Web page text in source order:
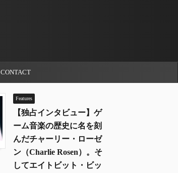
CONTACT
Features
【独占インタビュー】ゲ
ーム音楽の歴史に名を刻
んだチャーリー・ローゼ
ン（Charlie Rosen）。そ
してエイトビット・ビッ